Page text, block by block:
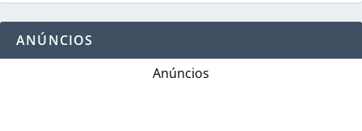
ANÚNCIOS
Anúncios